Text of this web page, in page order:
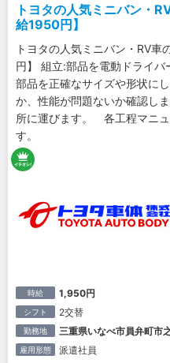
トヨタの人気ミニバン・
給1950円】
トヨタの人気ミニバン・RV
円】 組立:部品を電動ドライ
部品を正確なサイズや形状に
か、性能が問題ないか確認し
所に運びます。 各工程マニ
す。
時給 1,950円
シフト 2交替
勤務地 三重県いなべ市員弁町
雇用形態 派遣社員